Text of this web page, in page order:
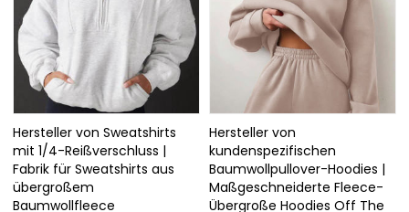
Hersteller von Sweatshirts
mit 1/4-Reißverschluss |
Fabrik für Sweatshirts aus
übergroßem
Baumwollfleece
Hersteller von
kundenspezifischen
Baumwollpullover-Hoodies |
Maßgeschneiderte Fleece-
Übergroße Hoodies Off The